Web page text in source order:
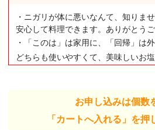
・ニガリが体に悪いなんて、知りま
安心して料理できます。ありがとうご
・「このは」は家用に、「回帰」は
どちらも使いやすくて、美味しいお塩
お申し込みは個数
「カートへ入れる」を押